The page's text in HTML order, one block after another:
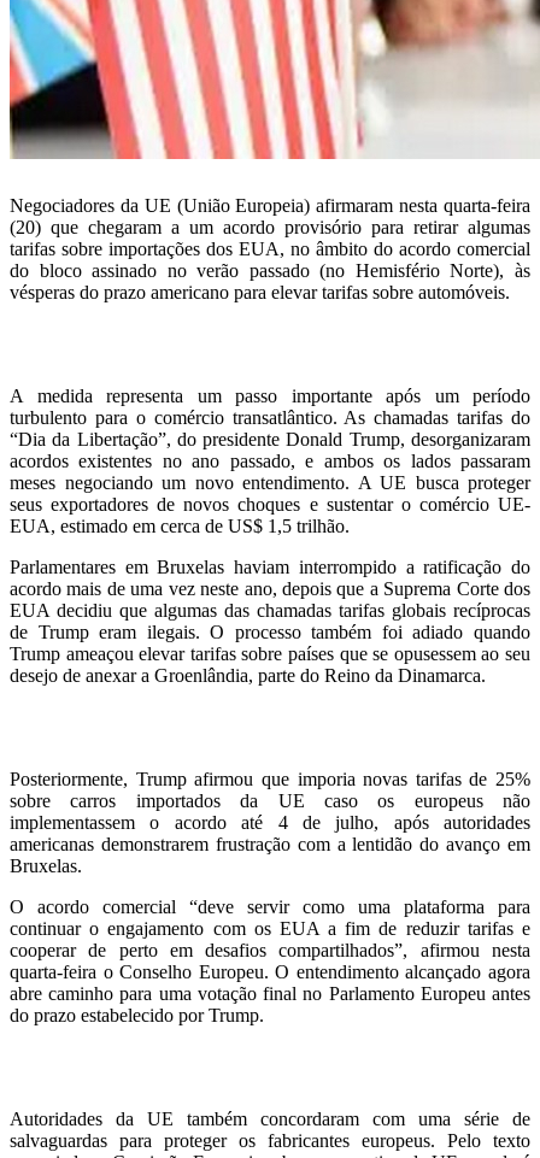
Negociadores da UE (União Europeia) afirmaram nesta quarta-feira
(20) que chegaram a um acordo provisório para retirar algumas
tarifas sobre importações dos EUA, no âmbito do acordo comercial
do bloco assinado no verão passado (no Hemisfério Norte), às
vésperas do prazo americano para elevar tarifas sobre automóveis.
A medida representa um passo importante após um período
turbulento para o comércio transatlântico. As chamadas tarifas do
“Dia da Libertação”, do presidente Donald Trump, desorganizaram
acordos existentes no ano passado, e ambos os lados passaram
meses negociando um novo entendimento. A UE busca proteger
seus exportadores de novos choques e sustentar o comércio UE-
EUA, estimado em cerca de US$ 1,5 trilhão.
Parlamentares em Bruxelas haviam interrompido a ratificação do
acordo mais de uma vez neste ano, depois que a Suprema Corte dos
EUA decidiu que algumas das chamadas tarifas globais recíprocas
de Trump eram ilegais. O processo também foi adiado quando
Trump ameaçou elevar tarifas sobre países que se opusessem ao seu
desejo de anexar a Groenlândia, parte do Reino da Dinamarca.
Posteriormente, Trump afirmou que imporia novas tarifas de 25%
sobre carros importados da UE caso os europeus não
implementassem o acordo até 4 de julho, após autoridades
americanas demonstrarem frustração com a lentidão do avanço em
Bruxelas.
O acordo comercial “deve servir como uma plataforma para
continuar o engajamento com os EUA a fim de reduzir tarifas e
cooperar de perto em desafios compartilhados”, afirmou nesta
quarta-feira o Conselho Europeu. O entendimento alcançado agora
abre caminho para uma votação final no Parlamento Europeu antes
do prazo estabelecido por Trump.
Autoridades da UE também concordaram com uma série de
salvaguardas para proteger os fabricantes europeus. Pelo texto